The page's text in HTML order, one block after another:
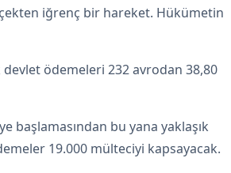
iğrenç bir hareket. Hükümetin
ödemeleri 232 avrodan 38,80
başlamasından bu yana yaklaşık
19.000 mülteciyi kapsayacak.